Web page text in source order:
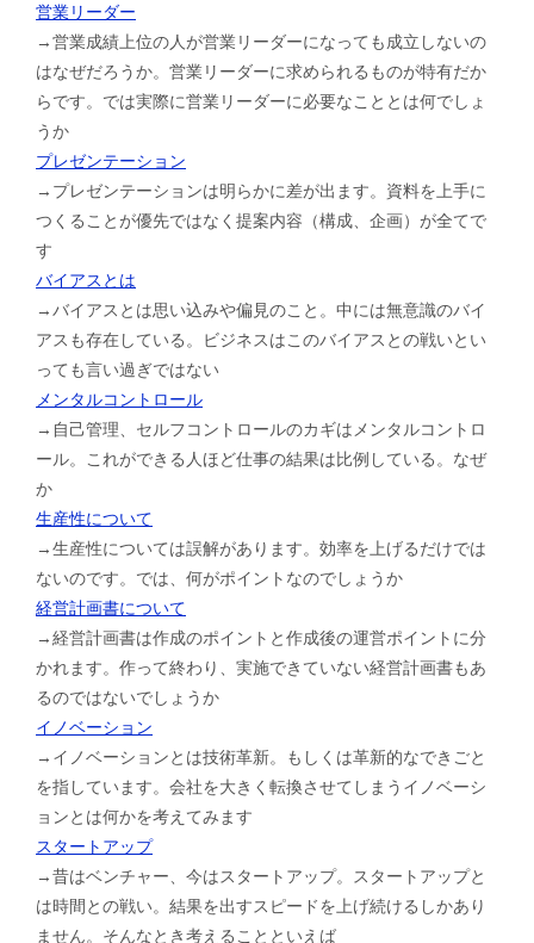
営業リーダー
→営業成績上位の人が営業リーダーになっても成立しないの
はなぜだろうか。営業リーダーに求められるものが特有だか
らです。では実際に営業リーダーに必要なこととは何でしょ
うか
プレゼンテーション
→プレゼンテーションは明らかに差が出ます。資料を上手に
つくることが優先ではなく提案内容（構成、企画）が全てで
す
バイアスとは
→バイアスとは思い込みや偏見のこと。中には無意識のバイ
アスも存在している。ビジネスはこのバイアスとの戦いとい
っても言い過ぎではない
メンタルコントロール
→自己管理、セルフコントロールのカギはメンタルコントロ
ール。これができる人ほど仕事の結果は比例している。なぜ
か
生産性について
→生産性については誤解があります。効率を上げるだけでは
ないのです。では、何がポイントなのでしょうか
経営計画書について
→経営計画書は作成のポイントと作成後の運営ポイントに分
かれます。作って終わり、実施できていない経営計画書もあ
るのではないでしょうか
イノベーション
→イノベーションとは技術革新。もしくは革新的なできごと
を指しています。会社を大きく転換させてしまうイノベーシ
ョンとは何かを考えてみます
スタートアップ
→昔はベンチャー、今はスタートアップ。スタートアップと
は時間との戦い。結果を出すスピードを上げ続けるしかあり
ません。そんなとき考えることといえば